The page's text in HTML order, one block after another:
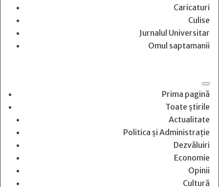
Caricaturi
Culise
Jurnalul Universitar
Omul saptamanii
Prima pagină
Toate știrile
Actualitate
Politica și Administrație
Dezvăluiri
Economie
Opinii
Cultură